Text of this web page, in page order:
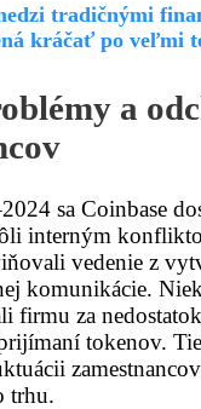
tradičnými
kráčať po veľmi
a
sa Coinbase
interným
vedenie z
komunikácie.
firmu za
tokenov.
trhu.